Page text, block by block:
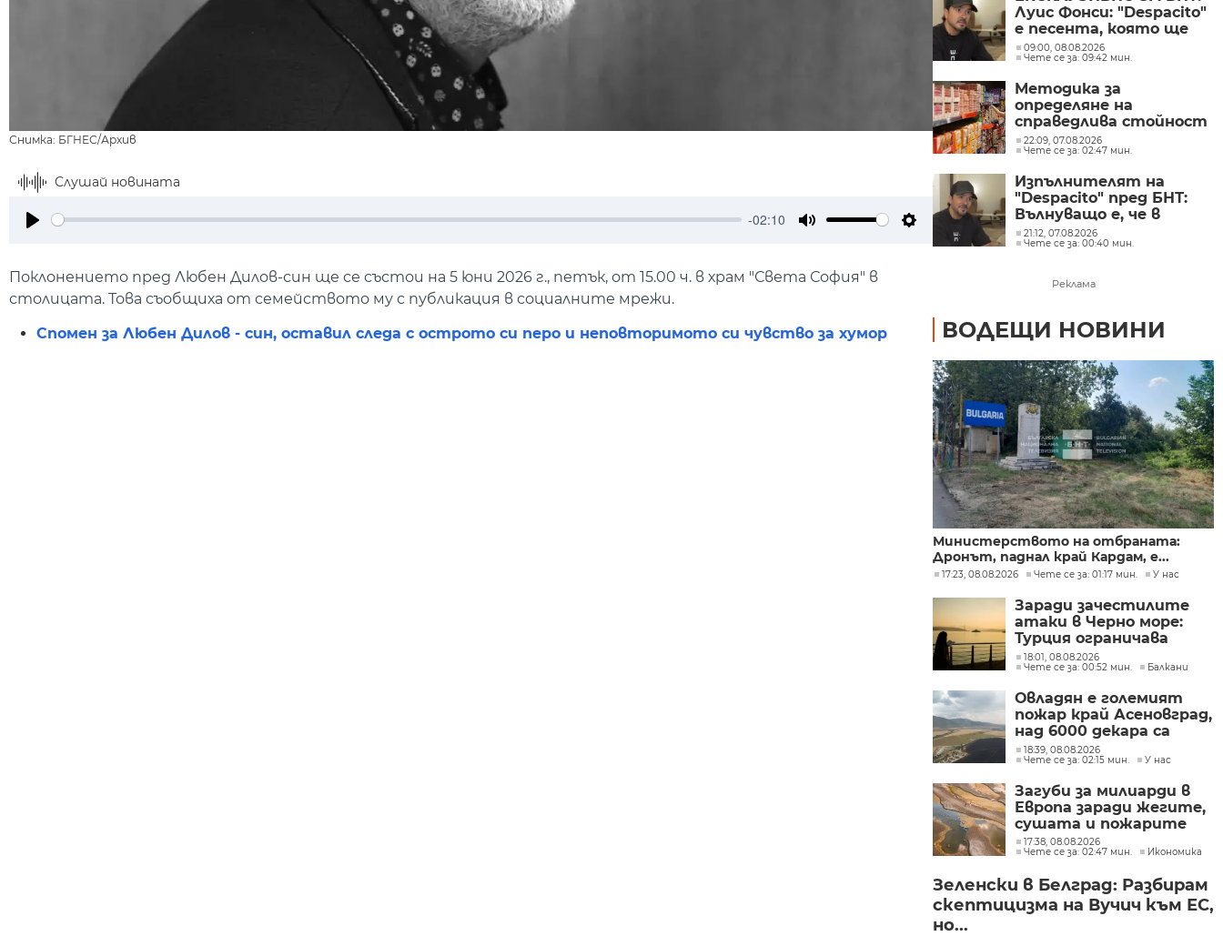
Снимка: БГНЕС/Архив
Слушай новината
-02:10
Settings
Поклонението пред Любен Дилов-син ще се състои на 5 юни 2026 г., петък, от 15.00 ч. в храм "Света София" в
столицата. Това съобщиха от семейството му с публикация в социалните мрежи.
Спомен за Любен Дилов - син, оставил следа с острото си перо и неповторимото си чувство за хумор
Луис Фонси: "Despacito"
е песента, която ще
изпълнявам до края на
живота си
09:00, 08.08.2026
Чете се за: 09:42 мин.
Методика за
определяне на
справедлива стойност
на основни храни е
публикуван за
22:09, 07.08.2026
Чете се за: 02:47 мин.
Изпълнителят на
"Despacito" пред БНТ:
Вълнуващо е, че в
България хората пеят
и танцуват на моите
21:12, 07.08.2026
Чете се за: 00:40 мин.
Реклама
ВОДЕЩИ НОВИНИ
Министерството на отбраната:
Дронът, паднал край Кардам, е...
17:23, 08.08.2026 Чете се за: 01:17 мин. У нас
Заради зачестилите
атаки в Черно море:
Турция ограничава
движението на
търговските кораби
18:01, 08.08.2026
Чете се за: 00:52 мин.
Балкани
Овладян е големият
пожар край Асеновград,
над 6000 декара са
засегнати
18:39, 08.08.2026
Чете се за: 02:15 мин.
У нас
Загуби за милиарди в
Европа заради жегите,
сушата и пожарите
17:38, 08.08.2026
Чете се за: 02:47 мин.
Икономика
Зеленски в Белград: Разбирам
скептицизма на Вучич към ЕС,
но...